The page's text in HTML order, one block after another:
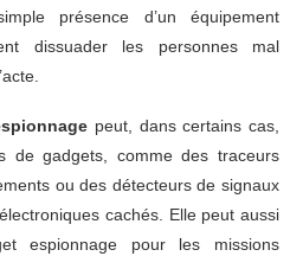
présence d’un équipement
dissuader les personnes mal
peut, dans certains cas,
de gadgets, comme des traceurs
ou des détecteurs de signaux
cachés. Elle peut aussi
espionnage pour les missions